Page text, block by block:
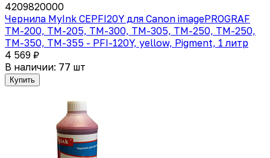
4209820000
Чернила MyInk CEPFI20Y для Canon imagePROGRAF
TM-200, TM-205, TM-300, TM-305, TM-250, TM-250,
TM-350, TM-355 - PFI-120Y, yellow, Pigment, 1 литр
4 569 ₽
В наличии: 77 шт
Купить